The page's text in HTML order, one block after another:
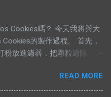
“有價無市”的“價”，解釋為
願意出高價，卻沒有供
邏輯，“有市無價”就等於有
如果是這樣解釋的話，就不
者供應低過需求。從經濟學
在供應充足的情況下，價格
Cookies嗎？ 今天我將與大
的製作過程。 首先，
放進濾器，把顆粒濾除。
，放在一旁待用。 在另外一
糖、黃糖和鹽。 用攪拌器把
READ MORE